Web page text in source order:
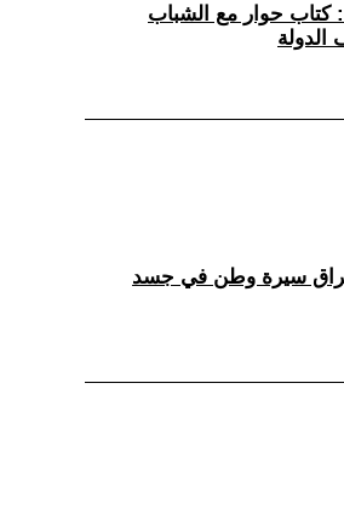
كتاب حوار مع الشباب
سيرة وطن في جسد